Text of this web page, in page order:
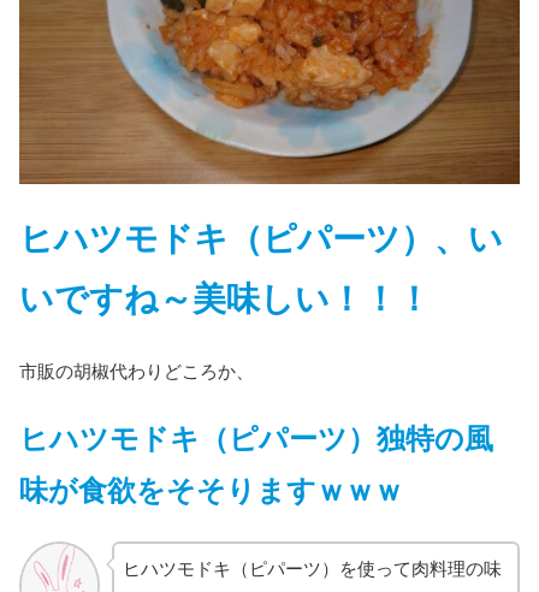
ヒハツモドキ（ピパーツ）、い
いですね～美味しい！！！
市販の胡椒代わりどころか、
ヒハツモドキ（ピパーツ）独特の風
味が食欲をそそりますｗｗｗ
ヒハツモドキ（ピパーツ）を使って肉料理の味